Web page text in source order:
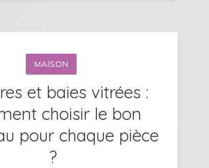
MAISON
et baies vitrées :
choisir le bon
pour chaque pièce
?